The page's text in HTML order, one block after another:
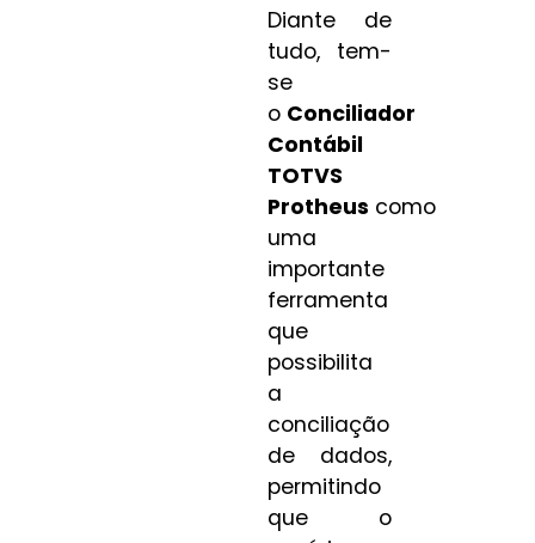
Diante de
tudo, tem-
se
o Conciliador
Contábil
TOTVS
Protheus como
uma
importante
ferramenta
que
possibilita
a
conciliação
de dados,
permitindo
que o